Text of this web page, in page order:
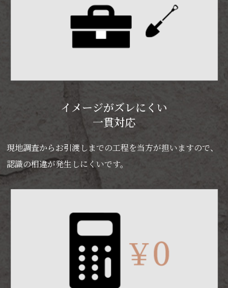
イメージがズレにくい
一貫対応
現地調査からお引渡しまでの工程を当方が担いますので、
認識の相違が発生しにくいです。